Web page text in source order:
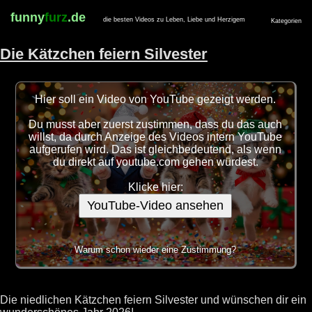
funnyfurz.de die besten Videos zu Leben, Liebe und Herzigem Kategorien
Die Kätzchen feiern Silvester
Hier soll ein Video von YouTube gezeigt werden.
Du musst aber zuerst zustimmen, dass du das auch
willst, da durch Anzeige des Videos intern YouTube
aufgerufen wird. Das ist gleichbedeutend, als wenn
du direkt auf youtube.com gehen würdest.
Klicke hier:
YouTube-Video ansehen
Warum schon wieder eine Zustimmung?
Die niedlichen Kätzchen feiern Silvester und wünschen dir ein